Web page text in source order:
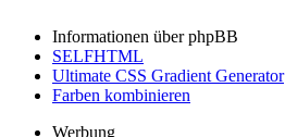
Informationen über phpBB
SELFHTML
Ultimate CSS Gradient Generator
Farben kombinieren
Werbung